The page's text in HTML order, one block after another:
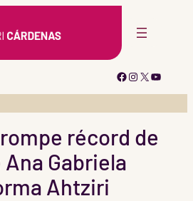
Facebook
Instagram
X YouTube
récord de
Gabriela
Ahtziri